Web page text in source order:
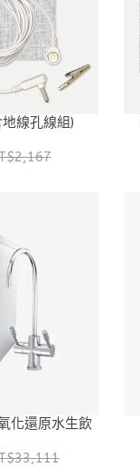
線孔線組)
化還原水生飲